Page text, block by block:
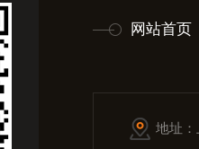
网站首页
地址